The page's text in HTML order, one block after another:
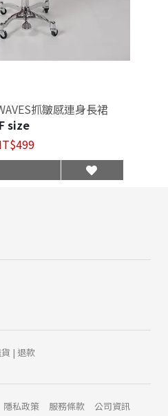
抓皺感連身長裙
F size
| 退款
隱私政策 服務條款 公司資訊